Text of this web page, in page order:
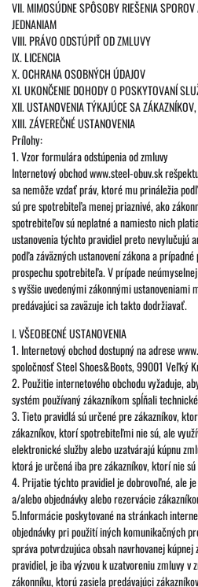
VII. MIMOSÚDNE SPÔSOBY RIEŠENIA
JEDNANIAM
VIII. PRÁVO ODSTÚPIŤ OD ZMLUVY
IX. LICENCIA
X. OCHRANA OSOBNÝCH ÚDAJOV
XI. UKONČENIE DOHODY O POSKYTOVANÍ
XII. USTANOVENIA TÝKAJÚCE SA
XIII. ZÁVEREČNÉ USTANOVENIA
Prílohy:
1. Vzor formulára odstúpenia od zmluvy
Internetový obchod www.steel-obuv.sk
sa nemôže vzdať práv, ktoré mu prináležia
sú pre spotrebiteľa menej priaznivé, ako
spotrebiteľov sú neplatné a namiesto nich
ustanovenia týchto pravidiel preto nevylučujú
podľa záväzných ustanovení zákona a
prospechu spotrebiteľa. V prípade
s vyššie uvedenými zákonnými ustanoveniami
predávajúci sa zaväzuje ich takto dodržiavať.
I. VŠEOBECNÉ USTANOVENIA
1. Internetový obchod dostupný na adrese
spoločnosť Steel Shoes&Boots, 99001 Veľký
2. Použitie internetového obchodu vyžaduje,
systém používaný zákazníkom spĺňali
3. Tieto pravidlá sú určené pre zákazníkov,
zákazníkov, ktorí spotrebiteľmi nie sú, ale
elektronické služby alebo uzatvárajú kúpnu
ktorá je určená iba pre zákazníkov, ktorí nie
4. Prijatie týchto pravidiel je dobrovoľné, ale
a/alebo objednávky alebo rezervácie
5.Informácie poskytované na stránkach
objednávky pri použití iných komunikačných
správa potvrdzujúca obsah navrhovanej
pravidiel, je iba výzvou k uzatvoreniu zmluvy v
zákonníku, ktorú zasiela predávajúci